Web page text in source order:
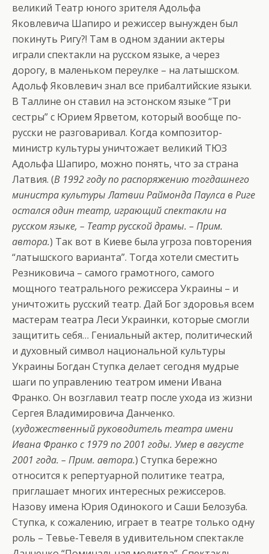
великий Театр юного зрителя Адольфа
Яковлевича Шапиро и режиссер вынужден был
покинуть Ригу?! Там в одном здании актеры
играли спектакли на русском языке, а через
дорогу, в маленьком переулке – на латышском.
Адольф Яковлевич знал все прибалтийские языки.
В Таллине он ставил на эстонском языке “Три
сестры” с Юрием Ярветом, который вообще по-
русски не разговаривал. Когда композитор-
министр культуры уничтожает великий ТЮЗ
Адольфа Шапиро, можно понять, что за страна
Латвия. (В 1992 году по распоряжению тогдашнего
министра культуры Латвии Раймонда Паулса в Риге
остался один театр, играющий спектакли на
русском языке, – Театр русской драмы. – Прим.
автора.) Так вот в Киеве была угроза повторения
“латышского варианта”. Тогда хотели сместить
Резниковича – самого грамотного, самого
мощного театрального режиссера Украины – и
уничтожить русский театр. Дай Бог здоровья всем
мастерам театра Леси Украинки, которые смогли
защитить себя… Гениальный актер, политический
и духовный символ национальной культуры
Украины Богдан Ступка делает сегодня мудрые
шаги по управлению театром имени Ивана
Франко. Он возглавил театр после ухода из жизни
Сергея Владимировича Данченко.
(художественный руководитель театра имени
Ивана Франко с 1979 по 2001 годы. Умер в августе
2001 года. – Прим. автора.) Ступка бережно
относится к репертуарной политике театра,
приглашает многих интересных режиссеров.
Назову имена Юрия Одинокого и Саши Белозуба.
Ступка, к сожалению, играет в театре только одну
роль – Тевье-Тевеля в удивительном спектакле